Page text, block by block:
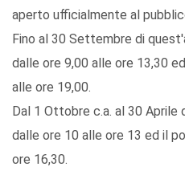
aperto ufficialmente al
Fino al 30 Settembre di
dalle ore 9,00 alle ore 13,30
alle ore 19,00.
Dal 1 Ottobre c.a. al 30
dalle ore 10 alle ore 13 ed il
ore 16,30.